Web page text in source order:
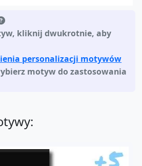
, kliknij dwukrotnie, aby
personalizacji motywów
motyw do zastosowania